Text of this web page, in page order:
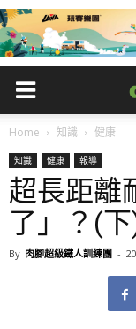
Home 知識 健康
知識 健康 報導
超長距離
了」？(
By 肉腳超級鐵人訓練團 -